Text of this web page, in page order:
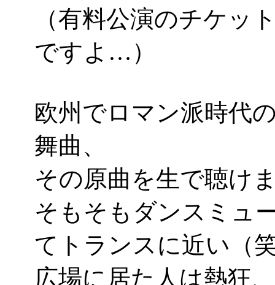
（有料公演のチケッ
ですよ…）
欧州でロマン派時代
舞曲、
その原曲を生で聴け
そもそもダンスミュ
てトランスに近い（
広場に居た人は熱狂